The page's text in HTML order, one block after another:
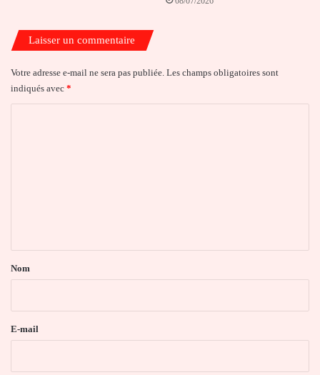
Laisser un commentaire
Votre adresse e-mail ne sera pas publiée. Les champs obligatoires sont
indiqués avec *
a
e
Nom
E-mail